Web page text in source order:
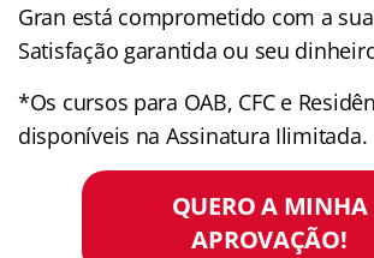
Gran está comprometido com a
Satisfação garantida ou seu
*Os cursos para OAB, CFC e
disponíveis na Assinatura Ilimitada.
QUERO A MINHA
APROVAÇÃO!